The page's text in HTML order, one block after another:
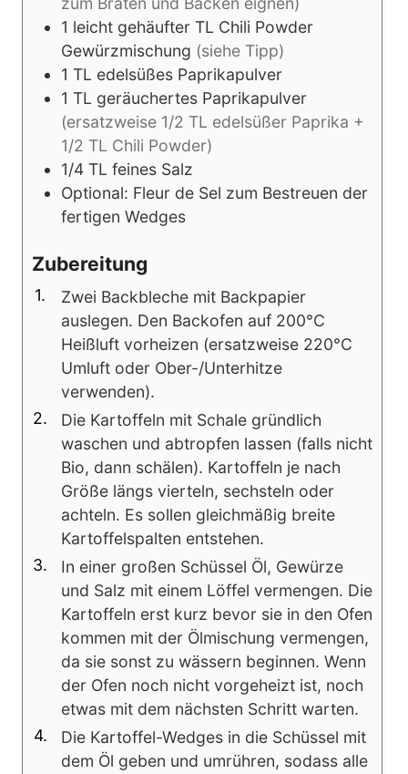
1 leicht gehäufter TL Chili Powder
Gewürzmischung (siehe Tipp)
1 TL edelsüßes Paprikapulver
1 TL geräuchertes Paprikapulver
(ersatzweise 1/2 TL edelsüßer Paprika +
1/2 TL Chili Powder)
1/4 TL feines Salz
Optional: Fleur de Sel zum Bestreuen der
fertigen Wedges
Zubereitung
Zwei Backbleche mit Backpapier
auslegen. Den Backofen auf 200°C
Heißluft vorheizen (ersatzweise 220°C
Umluft oder Ober-/Unterhitze
verwenden).
Die Kartoffeln mit Schale gründlich
waschen und abtropfen lassen (falls nicht
Bio, dann schälen). Kartoffeln je nach
Größe längs vierteln, sechsteln oder
achteln. Es sollen gleichmäßig breite
Kartoffelspalten entstehen.
In einer großen Schüssel Öl, Gewürze
und Salz mit einem Löffel vermengen. Die
Kartoffeln erst kurz bevor sie in den Ofen
kommen mit der Ölmischung vermengen,
da sie sonst zu wässern beginnen. Wenn
der Ofen noch nicht vorgeheizt ist, noch
etwas mit dem nächsten Schritt warten.
Die Kartoffel-Wedges in die Schüssel mit
dem Öl geben und umrühren, sodass alle